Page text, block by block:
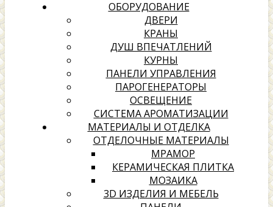
ОБОРУДОВАНИЕ
ДВЕРИ
КРАНЫ
ДУШ ВПЕЧАТЛЕНИЙ
КУРНЫ
ПАНЕЛИ УПРАВЛЕНИЯ
ПАРОГЕНЕРАТОРЫ
ОСВЕЩЕНИЕ
СИСТЕМА АРОМАТИЗАЦИИ
МАТЕРИАЛЫ И ОТДЕЛКА
ОТДЕЛОЧНЫЕ МАТЕРИАЛЫ
МРАМОР
КЕРАМИЧЕСКАЯ ПЛИТКА
МОЗАИКА
3D ИЗДЕЛИЯ И МЕБЕЛЬ